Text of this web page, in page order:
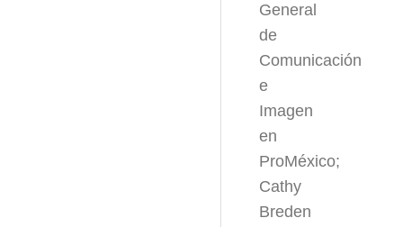
General
de
Comunicación
e
Imagen
en
ProMéxico;
Cathy
Breden